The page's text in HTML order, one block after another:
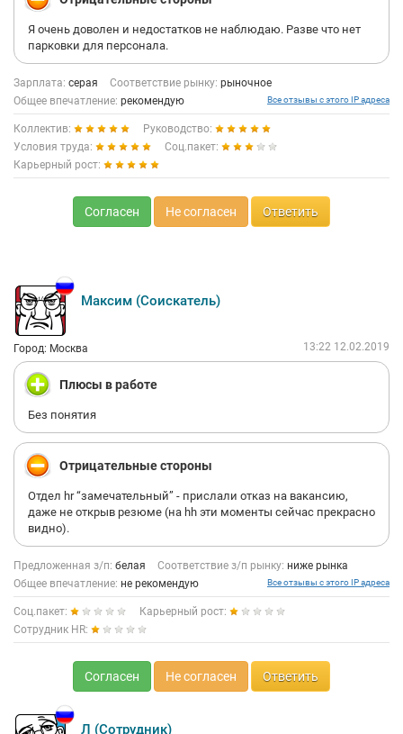
Я очень доволен и недостатков не наблюдаю. Разве что нет
парковки для персонала.
Зарплата: серая Соответствие рынку: рыночное
Общее впечатление: рекомендую Все отзывы с этого IP адреса
Коллектив:
Руководство:
Условия труда:
Соц.пакет:
Карьерный рост:
Согласен Не согласен Ответить
Максим (Соискатель)
Город: Москва 13:22 12.02.2019
Плюсы в работе
Без понятия
Отрицательные стороны
Отдел hr “замечательный” - прислали отказ на вакансию,
даже не открыв резюме (на hh эти моменты сейчас прекрасно
видно).
Предложенная з/п: белая Соответствие з/п рынку: ниже рынка
Общее впечатление: не рекомендую Все отзывы с этого IP адреса
Соц.пакет:
Карьерный рост:
Сотрудник HR:
Согласен Не согласен Ответить
Л (Сотрудник)